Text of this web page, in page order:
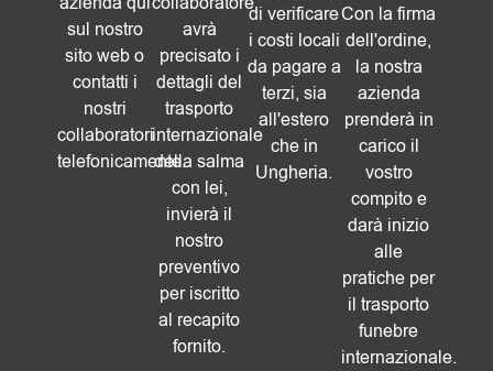
sul nostro
sito web o
contatti i
nostri
collaboratori
telefonicamente.
avrà
precisato i
dettagli del
trasporto
internazionale
della salma
con lei,
invierà il
nostro
preventivo
per iscritto
al recapito
fornito.
di verificare
i costi locali
da pagare a
terzi, sia
all'estero
che in
Ungheria.
Con la firma
dell'ordine,
la nostra
azienda
prenderà in
carico il
vostro
compito e
darà inizio
alle
pratiche per
il trasporto
funebre
internazionale.